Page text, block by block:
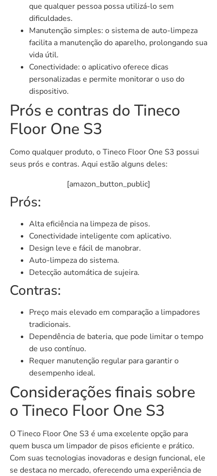
que qualquer pessoa possa utilizá-lo sem
dificuldades.
Manutenção simples: o sistema de auto-limpeza
facilita a manutenção do aparelho, prolongando sua
vida útil.
Conectividade: o aplicativo oferece dicas
personalizadas e permite monitorar o uso do
dispositivo.
Prós e contras do Tineco
Floor One S3
Como qualquer produto, o Tineco Floor One S3 possui
seus prós e contras. Aqui estão alguns deles:
[amazon_button_public]
Prós:
Alta eficiência na limpeza de pisos.
Conectividade inteligente com aplicativo.
Design leve e fácil de manobrar.
Auto-limpeza do sistema.
Detecção automática de sujeira.
Contras:
Preço mais elevado em comparação a limpadores
tradicionais.
Dependência de bateria, que pode limitar o tempo
de uso contínuo.
Requer manutenção regular para garantir o
desempenho ideal.
Considerações finais sobre
o Tineco Floor One S3
O Tineco Floor One S3 é uma excelente opção para
quem busca um limpador de pisos eficiente e prático.
Com suas tecnologias inovadoras e design funcional, ele
se destaca no mercado, oferecendo uma experiência de